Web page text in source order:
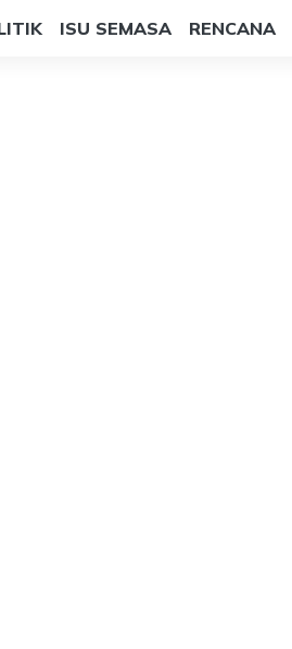
ISU SEMASA RENCANA